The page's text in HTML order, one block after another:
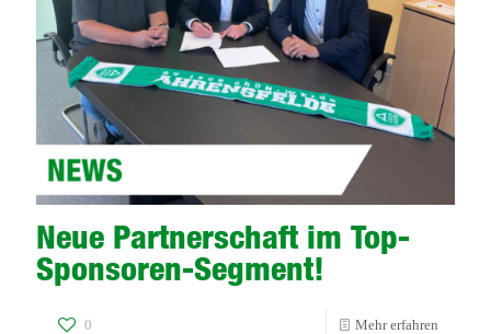
Neue Partnerschaft im Top-
Sponsoren-Segment!
0 Mehr erfahren